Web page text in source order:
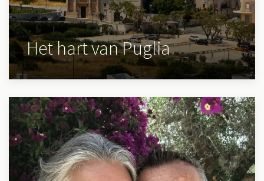
Het hart van Puglia